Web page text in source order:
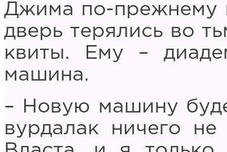
Джима по-прежнему
дверь терялись во
квиты. Ему –
машина.
– Новую машину
вурдалак ничего